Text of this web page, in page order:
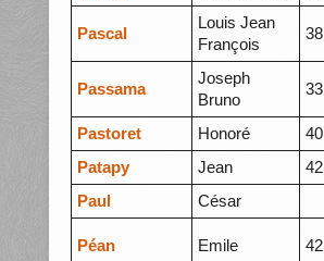
Pascal
Louis Jean
François
38
Passama
Joseph
Bruno
33
Pastoret Honoré 40
Patapy
Jean 42
Paul
César
Péan Emile 42